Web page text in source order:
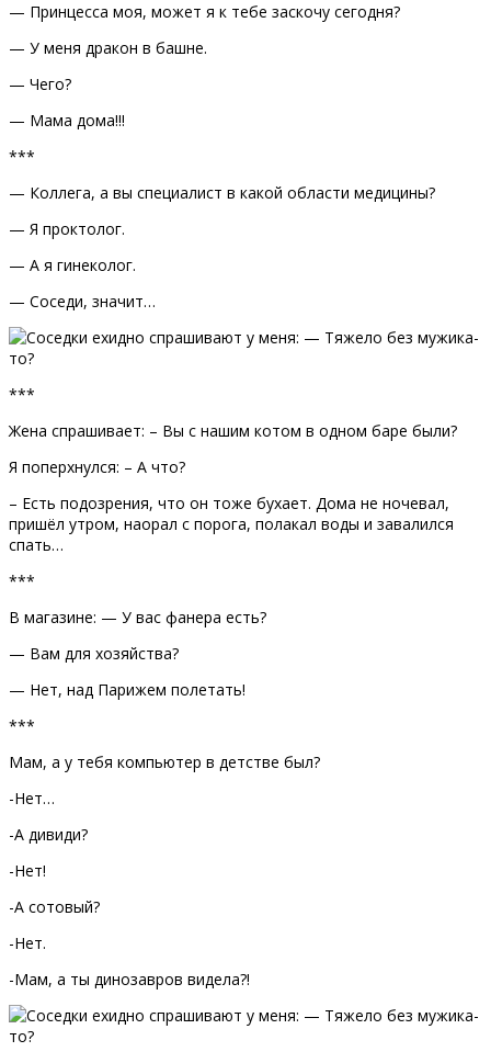
— Принцесса моя, может я к тебе заскочу сегодня?
— У меня дракон в башне.
— Чего?
— Мама дома!!!
***
— Коллега, а вы специалист в какой области медицины?
— Я проктолог.
— А я гинеколог.
— Соседи, значит…
***
Жена спрашивает: – Вы с нашим котом в одном баре были?
Я поперхнулся: – А что?
– Есть подозрения, что он тоже бухает. Дома не ночевал,
пришёл утром, наорал с порога, полакал воды и завалился
спать…
***
В магазине: — У вас фанера есть?
— Вам для хозяйства?
— Нет, над Парижем полетать!
***
Мам, а у тебя компьютер в детстве был?
-Нет…
-А дивиди?
-Нет!
-А сотовый?
-Нет.
-Мам, а ты динозавров видела?!